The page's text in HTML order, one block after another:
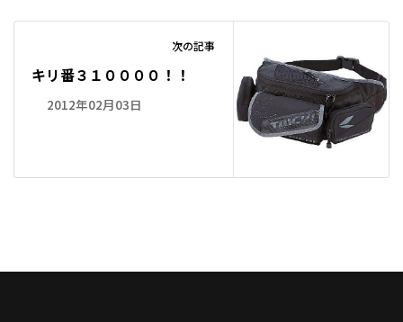
次の記事
キリ番３１００００！！
2012年02月03日